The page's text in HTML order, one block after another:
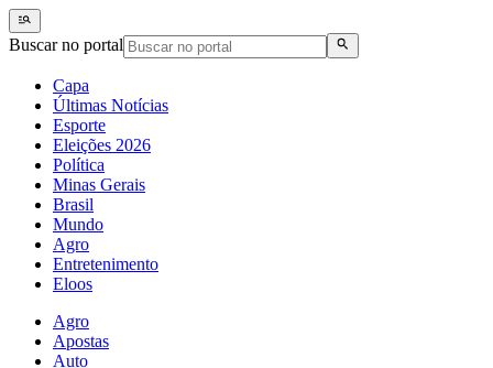
Buscar no portal
Capa
Últimas Notícias
Esporte
Eleições 2026
Política
Minas Gerais
Brasil
Mundo
Agro
Entretenimento
Eloos
Agro
Apostas
Auto